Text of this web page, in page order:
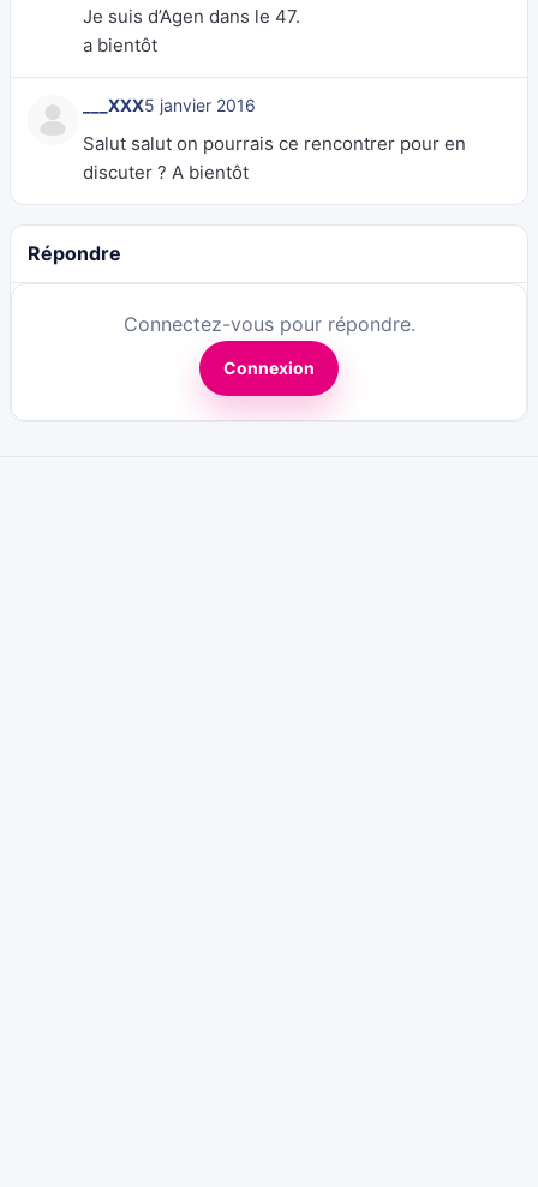
Je suis d’Agen dans le 47.
a bientôt
___XXX5 janvier 2016
Salut salut on pourrais ce rencontrer pour en
discuter ? A bientôt
Répondre
Connectez-vous pour répondre.
Connexion